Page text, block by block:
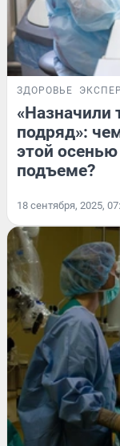
ЗДОРОВЬЕ
«Назначили
подряд»:
этой
подъеме?
18 сентября, 2025,